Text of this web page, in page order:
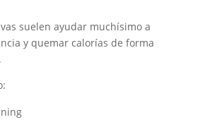
suelen ayudar muchísimo a
y quemar calorías de forma